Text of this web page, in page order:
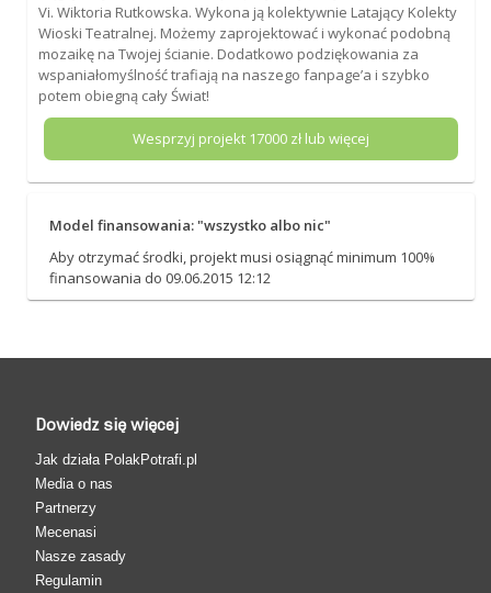
Vi. Wiktoria Rutkowska. Wykona ją kolektywnie Latający Kolekty
Wioski Teatralnej. Możemy zaprojektować i wykonać podobną
mozaikę na Twojej ścianie. Dodatkowo podziękowania za
wspaniałomyślność trafiają na naszego fanpage’a i szybko
potem obiegną cały Świat!
Wesprzyj projekt 17000zł lub więcej
Model finansowania: "wszystko albo nic"
Aby otrzymać środki, projekt musi osiągnąć minimum 100%
finansowania do 09.06.2015 12:12
Dowiedz się więcej
Jak działa PolakPotrafi.pl
Media o nas
Partnerzy
Mecenasi
Nasze zasady
Regulamin